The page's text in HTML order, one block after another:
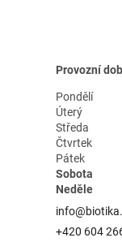
Provozní
Pondělí
Úterý
Středa
Čtvrtek
Pátek
Sobota
Neděle
+420 604